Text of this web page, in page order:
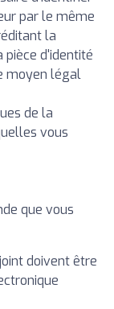
par le même
la
pièce d'identité
moyen légal
de la
vous
que vous
doivent être